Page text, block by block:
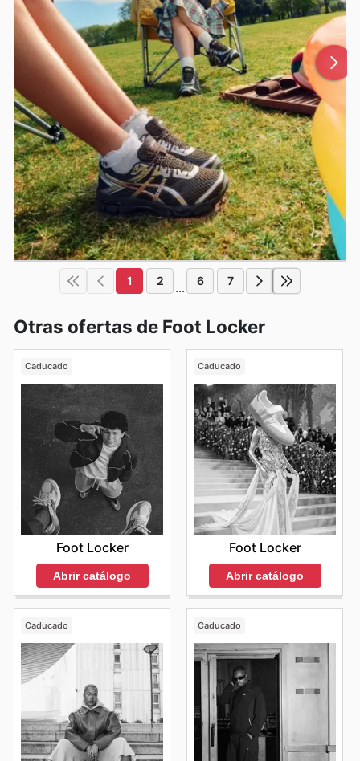
1 2 ... 6 7
Otras ofertas de Foot Locker
Caducado
Foot Locker
Abrir catálogo
Caducado
Foot Locker
Abrir catálogo
Caducado Caducado